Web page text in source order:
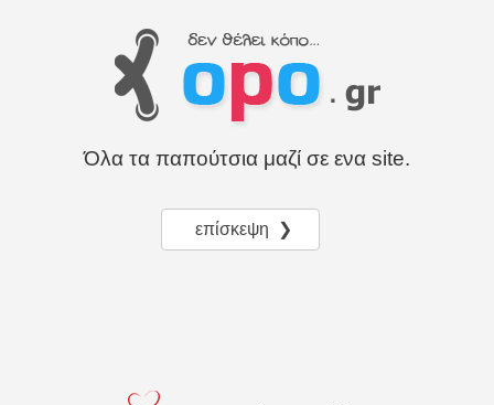
Όλα τα παπούτσια μαζί σε ενα site.
επίσκεψη ❯